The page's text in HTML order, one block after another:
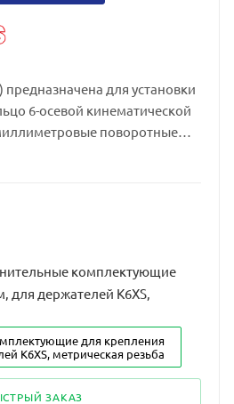
для установки
6-осевой кинематической
поворотные
комплектующие
для держателей K6XS,
для крепления
K6XS, метрическая резьба
ЗАКАЗ